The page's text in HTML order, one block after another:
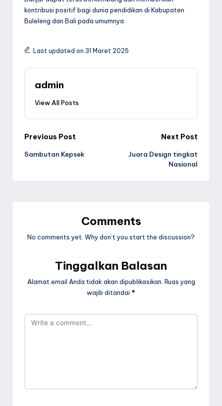
kontribusi positif bagi dunia pendidikan di Kabupaten
Buleleng dan Bali pada umumnya.
Last updated on 31 Maret 2025
admin
View All Posts
Post
navigation
Previous Post
Sambutan Kepsek
Next Post
Juara Design tingkat
Nasional
Comments
No comments yet. Why don’t you start the discussion?
Tinggalkan Balasan
Alamat email Anda tidak akan dipublikasikan. Ruas yang
wajib ditandai *